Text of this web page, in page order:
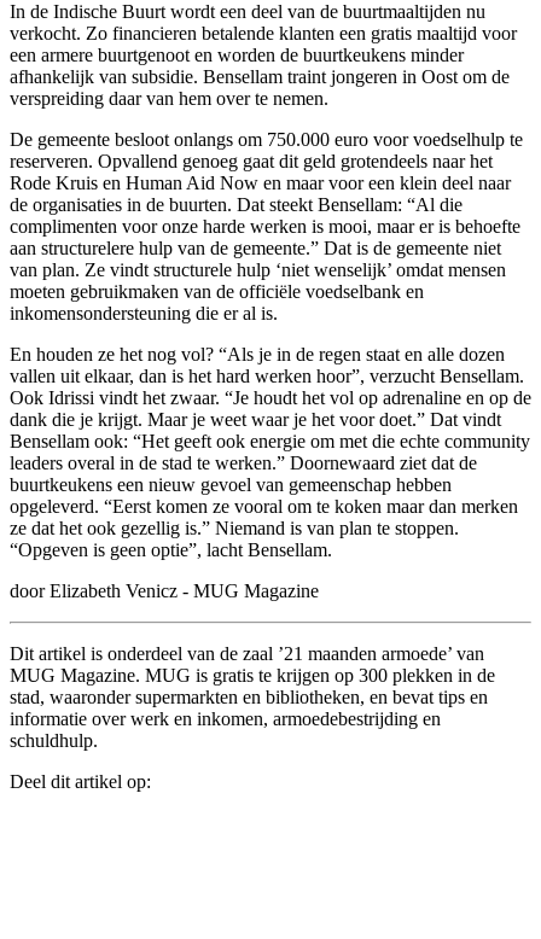
In de Indische Buurt wordt een deel van de buurtmaaltijden nu
verkocht. Zo financieren betalende klanten een gratis maaltijd voor
een armere buurtgenoot en worden de buurtkeukens minder
afhankelijk van subsidie. Bensellam traint jongeren in Oost om de
verspreiding daar van hem over te nemen.
De gemeente besloot onlangs om 750.000 euro voor voedselhulp te
reserveren. Opvallend genoeg gaat dit geld grotendeels naar het
Rode Kruis en Human Aid Now en maar voor een klein deel naar
de organisaties in de buurten. Dat steekt Bensellam: “Al die
complimenten voor onze harde werken is mooi, maar er is behoefte
aan structurelere hulp van de gemeente.” Dat is de gemeente niet
van plan. Ze vindt structurele hulp ‘niet wenselijk’ omdat mensen
moeten gebruikmaken van de officiële voedselbank en
inkomensondersteuning die er al is.
En houden ze het nog vol? “Als je in de regen staat en alle dozen
vallen uit elkaar, dan is het hard werken hoor”, verzucht Bensellam.
Ook Idrissi vindt het zwaar. “Je houdt het vol op adrenaline en op de
dank die je krijgt. Maar je weet waar je het voor doet.” Dat vindt
Bensellam ook: “Het geeft ook energie om met die echte community
leaders overal in de stad te werken.” Doornewaard ziet dat de
buurtkeukens een nieuw gevoel van gemeenschap hebben
opgeleverd. “Eerst komen ze vooral om te koken maar dan merken
ze dat het ook gezellig is.” Niemand is van plan te stoppen.
“Opgeven is geen optie”, lacht Bensellam.
door Elizabeth Venicz - MUG Magazine
Dit artikel is onderdeel van de zaal ’21 maanden armoede’ van
MUG Magazine. MUG is gratis te krijgen op 300 plekken in de
stad, waaronder supermarkten en bibliotheken, en bevat tips en
informatie over werk en inkomen, armoedebestrijding en
schuldhulp.
Deel dit artikel op: